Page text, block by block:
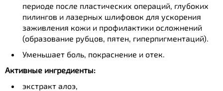
периоде после пластических операций, глубоких
пилингов и лазерных шлифовок для ускорения
заживления кожи и профилактики осложнений
(образование рубцов, пятен, гиперпигментаций).
Уменьшает боль, покраснение и отек.
Активные ингредиенты:
экстракт алоэ,